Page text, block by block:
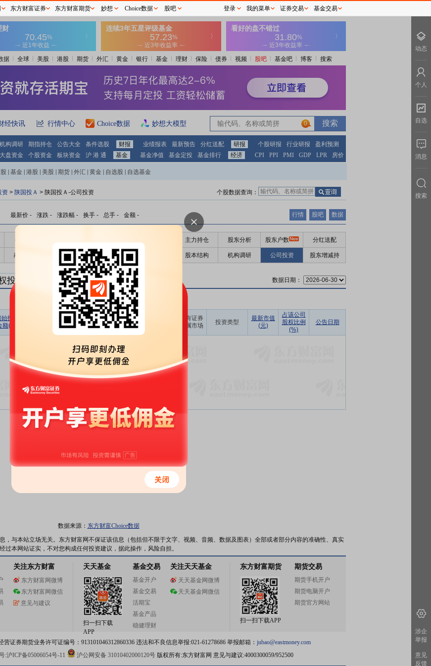
据 全球 美股 港股 期货 外汇 黄金 银行 基金 理财 保险 债券 视频 股吧 基金吧 博客 搜索
经快讯 行情中心 Choice数据 妙想大模型 0
机构调研 期指持仓 公告大全 条件选股 财报 业绩报表 最新预告 分红送配 研报 个股研报 行业研报
盈利预测
大盘资金 个股资金 板块资金 沪 港 通 基金 基金净值 基金定投 基金排行 经济 CPI PPI PMI GDP LPR 房价
基金 港股 美股 期货 外汇 黄金 自选股 自选基金
资 > 陕国投Ａ > 陕国投Ａ-公司投资 个股数据查询：
最新价 - 涨跌 - 涨跌幅 - 换手 - 总手 - 金额 - 行情 股吧 数据
公告 主力持仓 股东分析 股东户数 分红送配
融资融券 高管持股 股东大会 股本结构 机构调研 公司投资 股东增减持
投资 数据日期：
其他
投资
额(元)
报告期
损益(元)
期末账面
价值(元)
占期末证
券投资比
例(%)
持有证券
所属市场
投资类型
最新市值
(元)
占该公司
股权比例
(%)
公告日期
暂无数据
数据来源： 东方财富Choice数据
，与本站立场无关。东方财富网不保证该信息（包括但不限于文字、视频、音频、数据及图表）全部或者部分内容的准确性、真实
本网站证实，不对您构成任何投资建议，据此操作，风险自担。
关注东方财富
东方财富网微博
东方财富网微信
意见与建议
天天基金
扫一扫下载
APP
基金交易
基金开户
基金交易
活期宝
基金产品
稳健理财
关注天天基金
天天基金网微博
天天基金网微信
东方财富期货
扫一扫下载APP
期货交易
期货手机开户
期货电脑开户
期货官方网站
证券期货业务许可证编号：913101046312860336 违法和不良信息举报:021-61278686 举报邮箱： jubao@eastmoney.com
:沪ICP备05006054号-11 沪公网安备 31010402000120号版权所有:东方财富网 意见与建议:4000300059/952500
东方财富证券 东方财富期货 妙想 Choice数据 股吧 登录 我的菜单 证券交易 基金交易
动态
个人
自选
消息
搜索
涉企
举报
意见
反馈